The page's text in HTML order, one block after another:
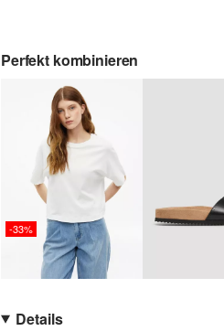
Perfekt kombinieren
-33%
Details